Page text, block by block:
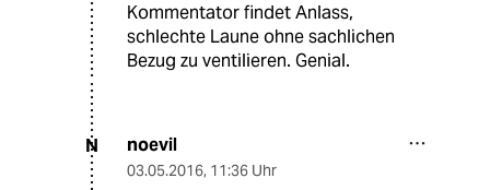
Kommentator findet Anlass,
schlechte Laune ohne sachlichen
Bezug zu ventilieren. Genial.
N noevil
03.05.2016, 11:36 Uhr